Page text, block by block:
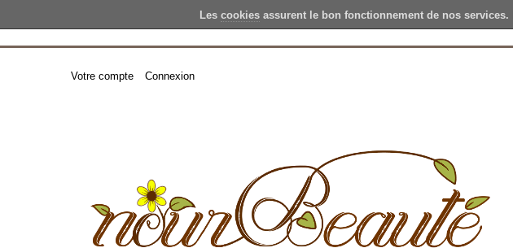
Les cookiesassurent le bon fonctionnement de nos services.
Votre compte Connexion